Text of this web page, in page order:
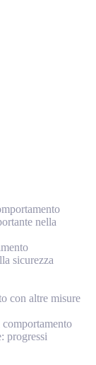
nella
sicurezza
con altre misure
progressi